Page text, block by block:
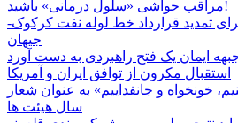
مراقب حواشی «سلول درمانی» باشید!
تمدید قرارداد خط لوله نفت کرکوک-
جیهان
ایمان یک فتح راهبردی به دست آورد
استقبال مکرون از توافق ایران و آمریکا
خونخواه و جانفداییم» به عنوان شعار
سال هیئت ها